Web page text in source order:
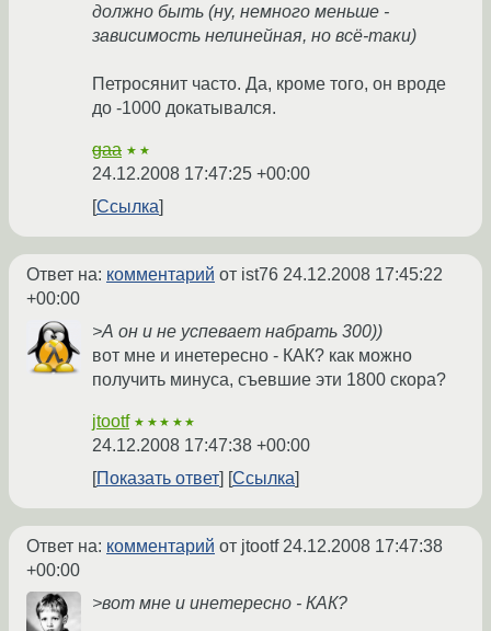
должно быть (ну, немного меньше -
зависимость нелинейная, но всё-таки)
Петросянит часто. Да, кроме того, он вроде
до -1000 докатывался.
gaa ★★
24.12.2008 17:47:25 +00:00
Ссылка
Ответ на: комментарий от ist76 24.12.2008 17:45:22
+00:00
>А он и не успевает набрать 300))
вот мне и инетересно - КАК? как можно
получить минуса, съевшие эти 1800 скора?
jtootf ★★★★★
24.12.2008 17:47:38 +00:00
Показать ответ
Ссылка
Ответ на: комментарий от jtootf 24.12.2008 17:47:38
+00:00
>вот мне и инетересно - КАК?